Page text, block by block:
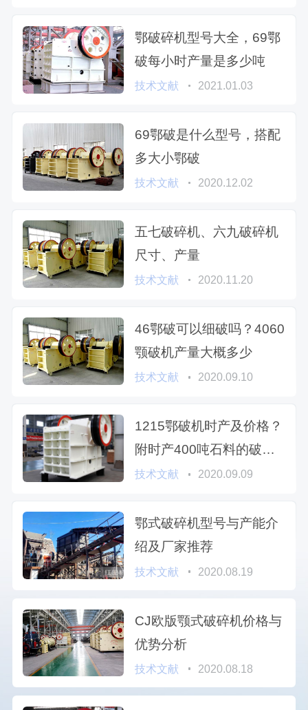
鄂破碎机型号大全，69鄂
破每小时产量是多少吨
技术文献 2021.01.03
69鄂破是什么型号，搭配
多大小鄂破
技术文献 2020.12.02
五七破碎机、六九破碎机
尺寸、产量
技术文献 2020.11.20
46鄂破可以细破吗？4060
颚破机产量大概多少
技术文献 2020.09.10
1215鄂破机时产及价格？
附时产400吨石料的破碎
机价格表
技术文献 2020.09.09
鄂式破碎机型号与产能介
绍及厂家推荐
技术文献 2020.08.19
CJ欧版颚式破碎机价格与
优势分析
技术文献 2020.08.18